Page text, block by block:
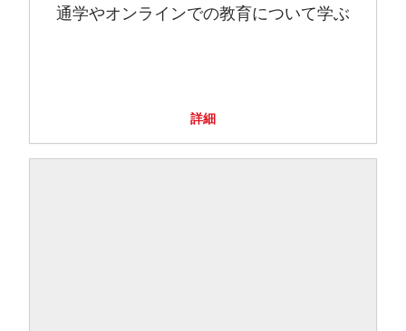
通学やオンラインでの教育について学ぶ
詳細